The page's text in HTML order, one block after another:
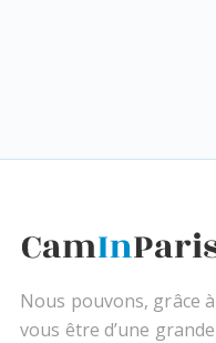
Nous pouvons, grâce
vous être d’une